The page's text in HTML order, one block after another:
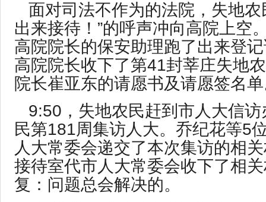
面对司法不作为的法院，失地农
出来接待！”的呼声冲向高院上空
高院院长的保安助理跑了出来登
高院院长收下了第41封莘庄失地
院长崔亚东的请愿书及请愿签名
9:50，失地农民赶到市人大信
民第181周集访人大。乔纪花等5
人大常委会递交了本次集访的相
接待室代市人大常委会收下了相
复：问题总会解决的。